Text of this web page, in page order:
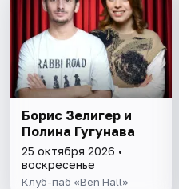
Борис Зелигер и
Полина Гугунава
25 октября 2026 •
воскресенье
Клуб-паб «Ben Hall»